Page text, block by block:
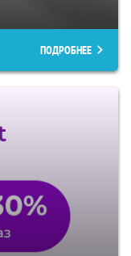
ПОДРОБНЕЕ